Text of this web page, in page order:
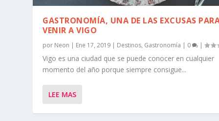
GASTRONOMÍA, UNA DE LAS EXCUSAS
VENIR A VIGO
por Neon | Ene 17, 2019 | Destinos, Gastronomía | 0 |
Vigo es una ciudad que se puede conocer en cualquier
momento del año porque siempre consigue...
LEE MAS